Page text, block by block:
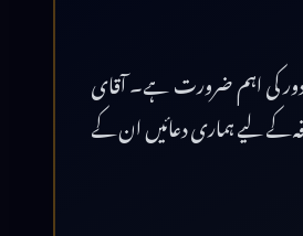
دور کی اہم ضرورت ہے۔ آقای
کے لیے ہماری دعائیں ان کے